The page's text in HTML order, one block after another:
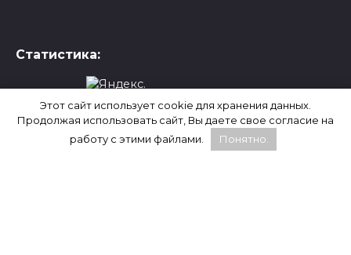
Статистика:
WhatsApp, Facebook и Instagram являются
продуктами компании Meta, которая признана
Этот сайт использует cookie для хранения данных.
Продолжая использовать сайт, Вы даете свое согласие на
работу с этими файлами.
Понятно.